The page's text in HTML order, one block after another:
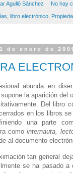
Agulló Sánchez No hay
libro electrónico
de enero de
abunda en
la aparición del
Del libro
en los libros
una parte
comointernauta,
al documento
tan general
se ha pasado